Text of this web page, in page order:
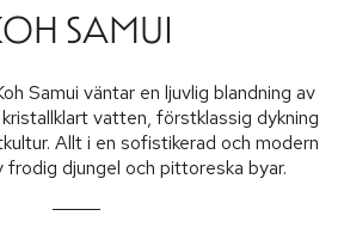
SAMUI
Samui väntar en ljuvlig blandning av
vatten, förstklassig dykning
Allt i en sofistikerad och modern
frodig djungel och pittoreska byar.